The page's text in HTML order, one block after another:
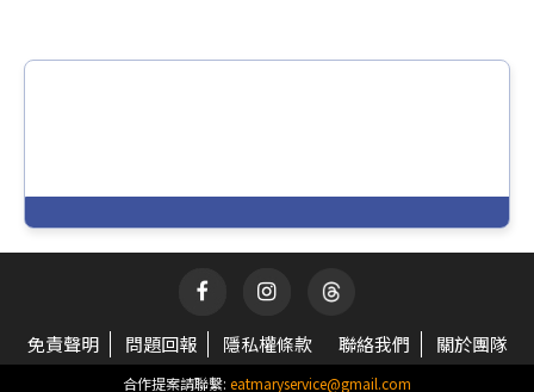
免責聲明 問題回報 隱私權條款 聯絡我們 關於團隊
合作提案請聯繫: eatmaryservice@gmail.com